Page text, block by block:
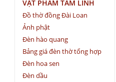
VẬT PHẨM TÂM LINH
Đồ thờ đồng Đài Loan
Ảnh phật
Đèn hào quang
Bảng giá đèn thờ tổng hợp
Đèn hoa sen
Đèn dầu